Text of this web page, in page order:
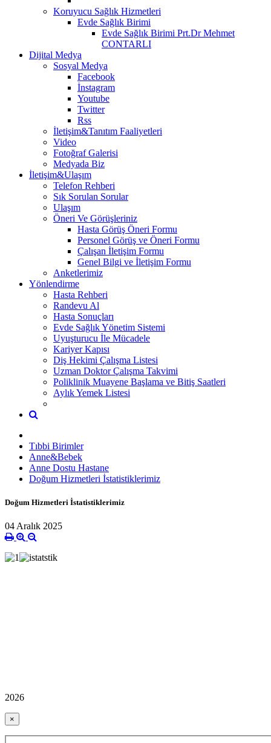
Koruyucu Sağlık Hizmetleri
Evde Sağlık Birimi
Evde Sağlık Birimi Prt.Dr Mehmet
CONTARLI
Dijital Medya
Sosyal Medya
Facebook
İnstagram
Youtube
Twitter
Rss
İletişim&Tanıtım Faaliyetleri
Video
Fotoğraf Galerisi
Medyada Biz
İletişim&Ulaşım
Telefon Rehberi
Sık Sorulan Sorular
Ulaşım
Öneri Ve Görüşleriniz
Hasta Görüş Öneri Formu
Personel Görüş ve Öneri Formu
Çalışan İletişim Formu
Genel Bilgi ve İletişim Formu
Anketlerimiz
Yönlendirme
Hasta Rehberi
Randevu Al
Hasta Sonuçları
Evde Sağlık Yönetim Sistemi
Uyuşturucu İle Mücadele
Kariyer Kapısı
Diş Hekimi Çalışma Listesi
Uzman Doktor Çalışma Takvimi
Poliklinik Muayene Başlama ve Bitiş Saatleri
Aylık Yemek Listesi
Tıbbi Birimler
Anne&Bebek
Anne Dostu Hastane
Doğum Hizmetleri İstatistiklerimiz
Doğum Hizmetleri İstatistiklerimiz
04 Aralık 2025
2026
×